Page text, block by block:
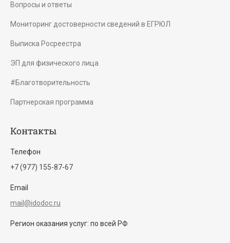
Вопросы и ответы
Мониторинг достоверности сведений в ЕГРЮЛ
Выписка Росреестра
ЭП для физического лица
#Благотворительность
Партнерская программа
Контакты
Телефон
+7 (977) 155-87-67
Email
mail@idodoc.ru
Регион оказания услуг: по всей РФ